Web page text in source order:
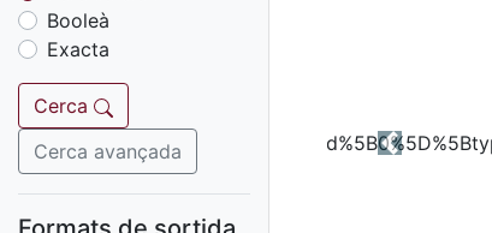
Fons sonor
Goigs
Fons fotogràfic
Fons d'art
Booleà
Exacta
Cerca
Cerca avançada
Previous